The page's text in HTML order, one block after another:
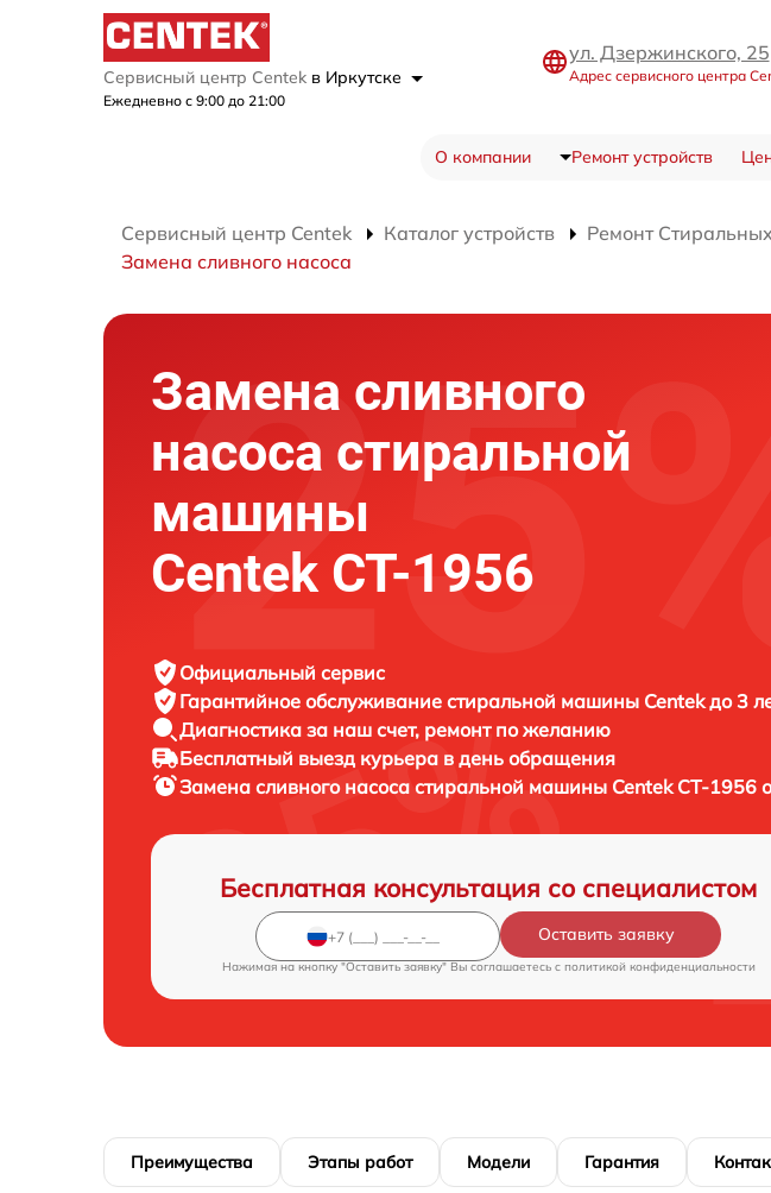
Сервисный центр Centek в Иркутске
Ежедневно с 9:00 до 21:00
ул. Дзержинского, 25
Адрес сервисного центра
О компании Ремонт устройств
Сервисный центр Centek Каталог устройств Ремонт
Замена сливного насоса
Замена сливного
насоса стиральной
машины
Centek CT-1956
Официальный сервис
Гарантийное обслуживание стиральной машины Centek до 3
Диагностика за наш счет, ремонт по желанию
Бесплатный выезд курьера в день обращения
Замена сливного насоса стиральной машины Centek CT-1956
Бесплатная консультация со специалистом
Оставить заявку
Нажимая на кнопку "Оставить заявку" Вы соглашаетесь c политикой конфиденциальности
Преимущества Этапы работ Модели Гарантия